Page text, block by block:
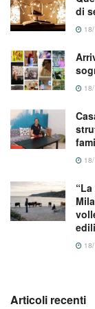
di
Articoli recenti